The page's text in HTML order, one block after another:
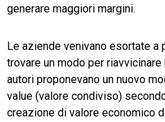
generare maggiori margini.
Le aziende venivano esortate a
trovare un modo per
autori proponevano un nuovo
value (valore condiviso)
creazione di valore economico